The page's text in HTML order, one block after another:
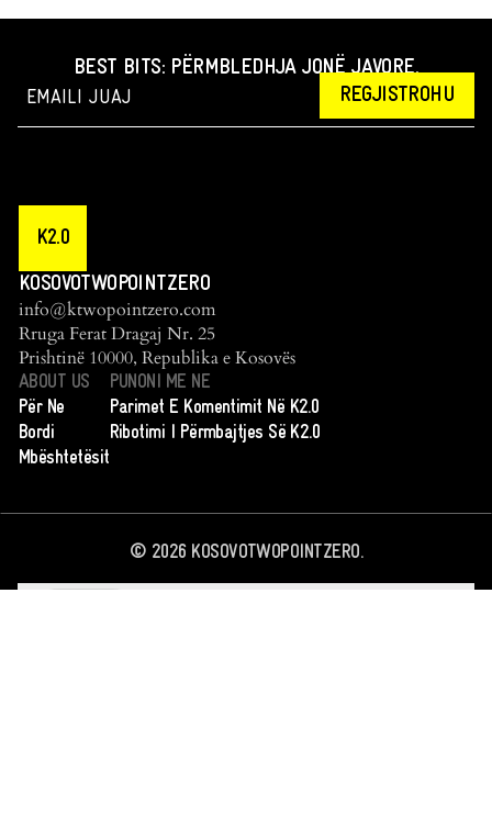
BEST BITS: PËRMBLEDHJA JONË JAVORE.
REGJISTROHU
K2.0
KOSOVOTWOPOINTZERO
info@ktwopointzero.com
Rruga Ferat Dragaj Nr. 25
Prishtinë 10000, Republika e Kosovës
ABOUT US
Për Ne
Bordi
Mbështetësit
PUNONI ME NE
Parimet E Komentimit Në K2.0
Ribotimi I Përmbajtjes Së K2.0
© 2026KOSOVOTWOPOINTZERO.